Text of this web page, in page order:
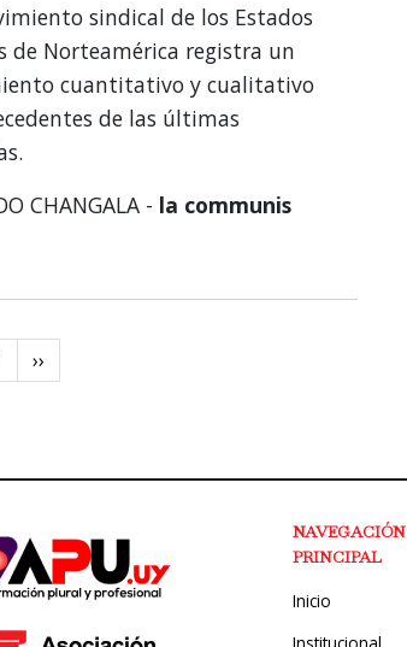
sindical de los Estados
de Norteamérica registra un
cuantitativo y cualitativo
de las últimas
CHANGALA - la communis
Next
page
››
NAVEGACIÓN
PRINCIPAL
Inicio
Institucional